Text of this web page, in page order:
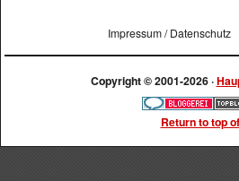
Impressum / Datenschutz
Copyright © 2001-2026 ·
Return to top